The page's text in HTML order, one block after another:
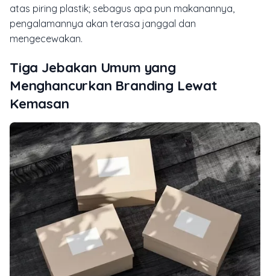
atas piring plastik; sebagus apa pun makanannya,
pengalamannya akan terasa janggal dan
mengecewakan.
Tiga Jebakan Umum yang
Menghancurkan Branding Lewat
Kemasan